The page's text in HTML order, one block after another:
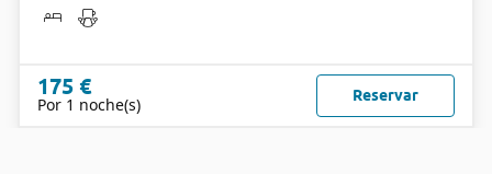
175 €
Por 1 noche(s) Reservar